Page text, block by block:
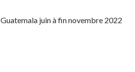
Guatemala juin à fin novembre 2022